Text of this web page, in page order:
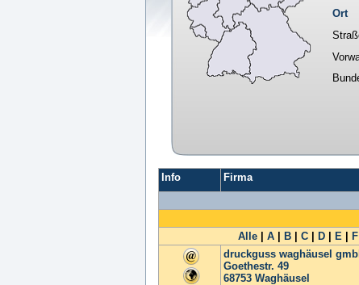
Ort
Info Firma
Alle
A B C D E F
druckguss waghäusel
Goethestr. 49
68753 Waghäusel